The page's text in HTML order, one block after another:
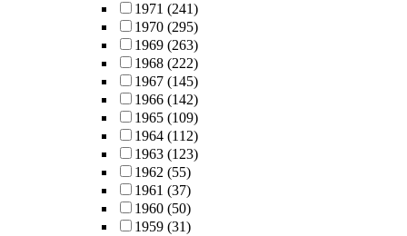
1971 (241)
1970 (295)
1969 (263)
1968 (222)
1967 (145)
1966 (142)
1965 (109)
1964 (112)
1963 (123)
1962 (55)
1961 (37)
1960 (50)
1959 (31)